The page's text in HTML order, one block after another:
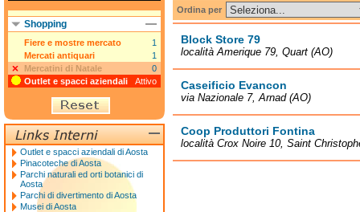
Ordina per
Block Store 79
località Amerique 79, Quart (AO)
Caseificio Evancon
via Nazionale 7, Arnad (AO)
Coop Produttori Fontina
località Crox Noire 10, Saint
Shopping
Fiere e mostre mercato
1
Mercati antiquari
1
Mercatini di Natale
0
Outlet e spacci aziendali
Attivo
Outlet e spacci aziendali di Aosta
Pinacoteche di Aosta
Parchi naturali ed orti botanici di
Aosta
Parchi di divertimento di Aosta
Musei di Aosta